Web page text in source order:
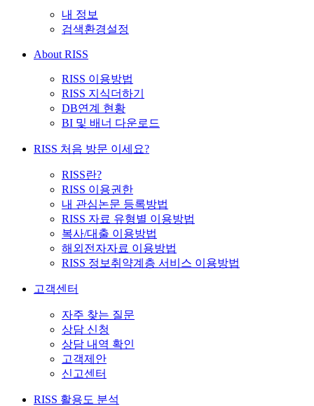
내 정보
검색환경설정
About RISS
RISS 이용방법
RISS 지식더하기
DB연계 현황
BI 및 배너 다운로드
RISS 처음 방문 이세요?
RISS란?
RISS 이용권한
내 관심논문 등록방법
RISS 자료 유형별 이용방법
복사/대출 이용방법
해외전자자료 이용방법
RISS 정보취약계층 서비스 이용방법
고객센터
자주 찾는 질문
상담 신청
상담 내역 확인
고객제안
신고센터
RISS 활용도 분석